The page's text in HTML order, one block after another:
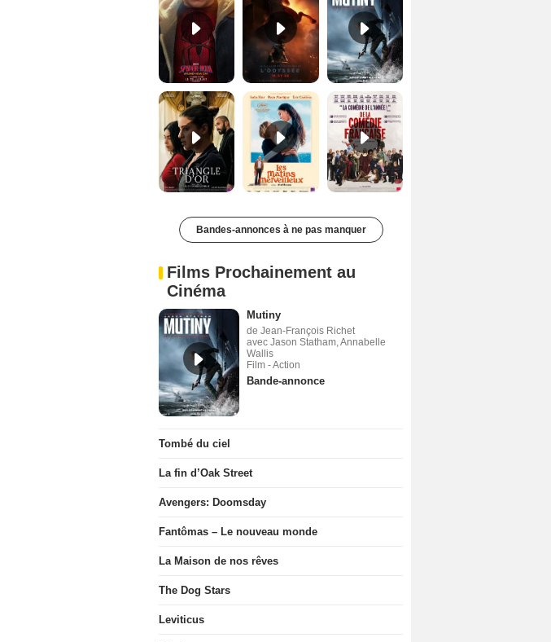
Les Matins merveilleux Bande-annonce VF De la Comédie-Française Teaser VF
Bandes-annonces à ne pas manquer
Films Prochainement au
Cinéma
Mutiny
de Jean-François Richet
avec Jason Statham, Annabelle
Wallis
Film - Action
Bande-annonce
Tombé du ciel
La fin d’Oak Street
Avengers: Doomsday
Fantômas – Le nouveau monde
La Maison de nos rêves
The Dog Stars
Leviticus